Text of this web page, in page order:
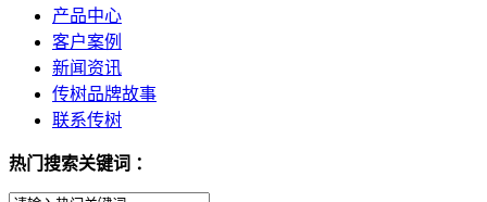
产品中心
客户案例
新闻资讯
传树品牌故事
联系传树
热门搜索关键词 ：